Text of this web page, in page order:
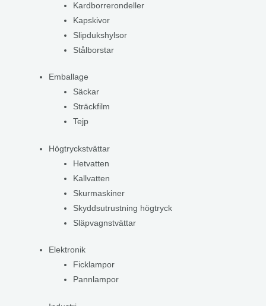
Kardborrerondeller
Kapskivor
Slipdukshylsor
Stålborstar
Emballage
Säckar
Sträckfilm
Tejp
Högtryckstvättar
Hetvatten
Kallvatten
Skurmaskiner
Skyddsutrustning högtryck
Släpvagnstvättar
Elektronik
Ficklampor
Pannlampor